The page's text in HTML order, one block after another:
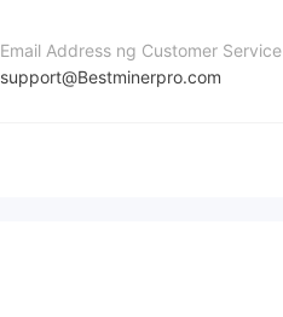
Email Address ng Customer Service
support@Bestminerpro.com